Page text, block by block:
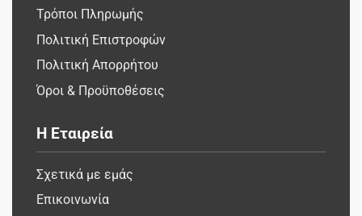
Τρόποι Πληρωμής
Πολιτική Επιστροφών
Πολιτική Απορρήτου
Όροι & Προϋποθέσεις
Η Εταιρεία
Σχετικά με εμάς
Επικοινωνία